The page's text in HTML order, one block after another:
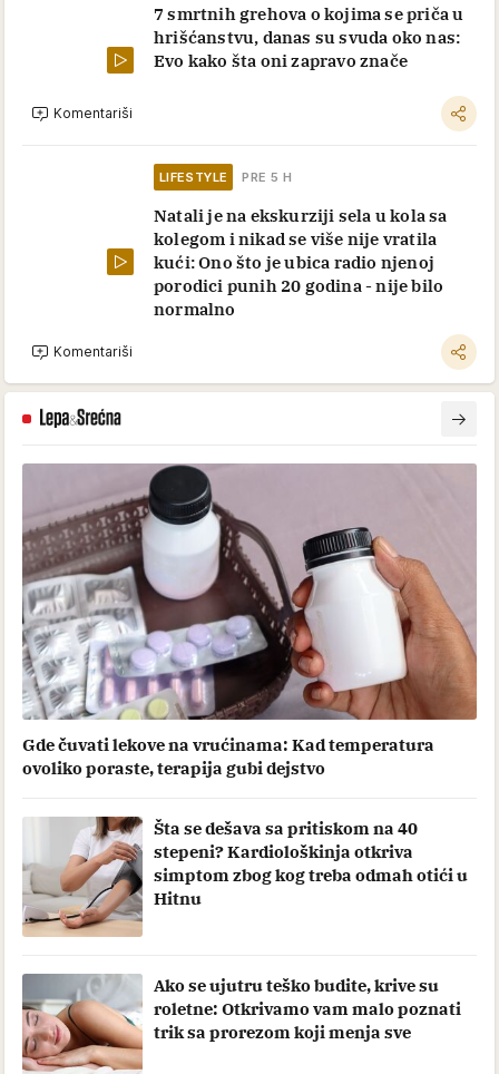
7 smrtnih grehova o kojima se priča u
hrišćanstvu, danas su svuda oko nas:
Evo kako šta oni zapravo znače
Komentariši
LIFESTYLE PRE 5 H
Natali je na ekskurziji sela u kola sa
kolegom i nikad se više nije vratila
kući: Ono što je ubica radio njenoj
porodici punih 20 godina - nije bilo
normalno
Komentariši
Gde čuvati lekove na vrućinama: Kad temperatura
ovoliko poraste, terapija gubi dejstvo
Šta se dešava sa pritiskom na 40
stepeni? Kardiološkinja otkriva
simptom zbog kog treba odmah otići u
Hitnu
Ako se ujutru teško budite, krive su
roletne: Otkrivamo vam malo poznati
trik sa prorezom koji menja sve